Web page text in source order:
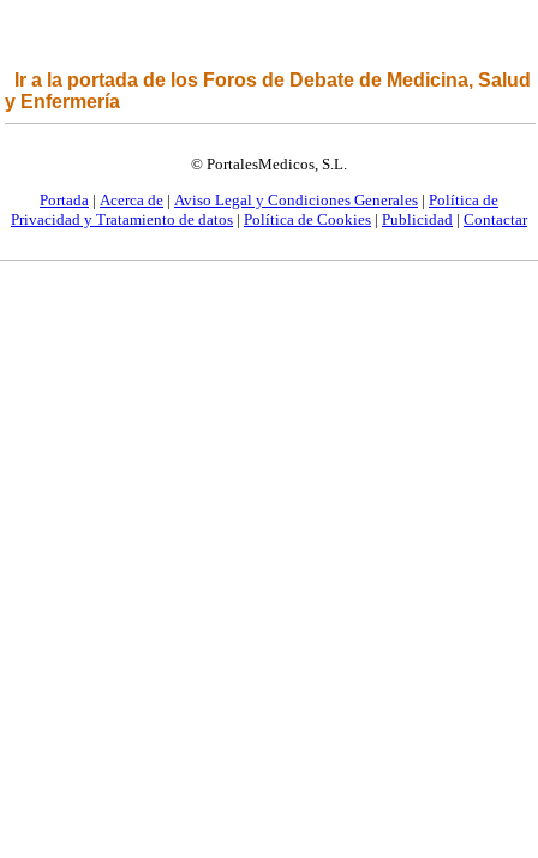
Ir a la portada de los Foros de Debate de Medicina, Salud
y Enfermería
© PortalesMedicos, S.L.
Portada | Acerca de | Aviso Legal y Condiciones Generales | Política de
Privacidad y Tratamiento de datos | Política de Cookies | Publicidad | Contactar